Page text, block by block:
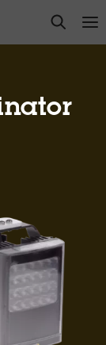
open